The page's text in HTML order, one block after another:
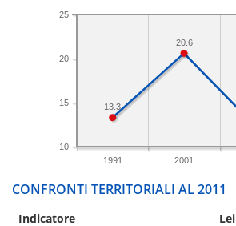
1991 2001
10
15
20
25
20.6
13.3
CONFRONTI TERRITORIALI AL 2011
Indicatore Lei